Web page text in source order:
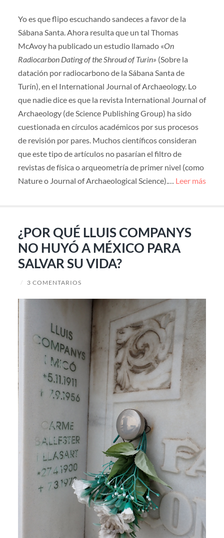
Yo es que flipo escuchando sandeces a favor de la
Sábana Santa. Ahora resulta que un tal Thomas
McAvoy ha publicado un estudio llamado «On
Radiocarbon Dating of the Shroud of Turin» (Sobre la
datación por radiocarbono de la Sábana Santa de
Turín), en el International Journal of Archaeology. Lo
que nadie dice es que la revista International Journal of
Archaeology (de Science Publishing Group) ha sido
cuestionada en círculos académicos por sus procesos
de revisión por pares. Muchos científicos consideran
que este tipo de artículos no pasarían el filtro de
revistas de física o arqueometría de primer nivel (como
Nature o Journal of Archaeological Science).… Leer más
¿POR QUÉ LLUIS COMPANYS
NO HUYÓ A MÉXICO PARA
SALVAR SU VIDA?
/ 3 COMENTARIOS